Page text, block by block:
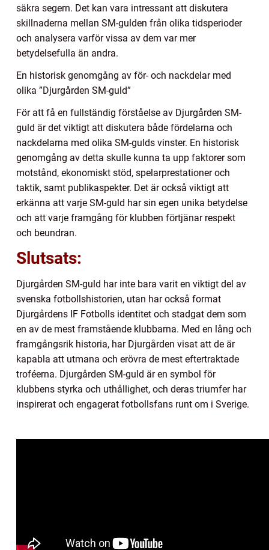
säkra segern. Det kan vara intressant att diskutera
skillnaderna mellan SM-gulden från olika tidsperioder
och analysera varför vissa av dem var mer
betydelsefulla än andra.
En historisk genomgång av för- och nackdelar med
olika ”Djurgården SM-guld”
För att få en fullständig förståelse av Djurgården SM-
guld är det viktigt att diskutera både fördelarna och
nackdelarna med olika SM-gulds vinster. En historisk
genomgång av detta skulle kunna ta upp faktorer som
motstånd, ekonomiskt stöd, spelarprestationer och
taktik, samt publikaspekter. Det är också viktigt att
erkänna att varje SM-guld har sin egen unika betydelse
och att varje framgång för klubben förtjänar respekt
och beundran.
Slutsats:
Djurgården SM-guld har inte bara varit en viktigt del av
svenska fotbollshistorien, utan har också format
Djurgårdens IF Fotbolls identitet och stadgat dem som
en av de mest framstående klubbarna. Med en lång och
framgångsrik historia, har Djurgården visat att de är
kapabla att utmana och erövra de mest eftertraktade
troféerna. Djurgården SM-guld är en symbol för
klubbens styrka och uthållighet, och deras triumfer har
inspirerat och engagerat fotbollsfans runt om i Sverige.